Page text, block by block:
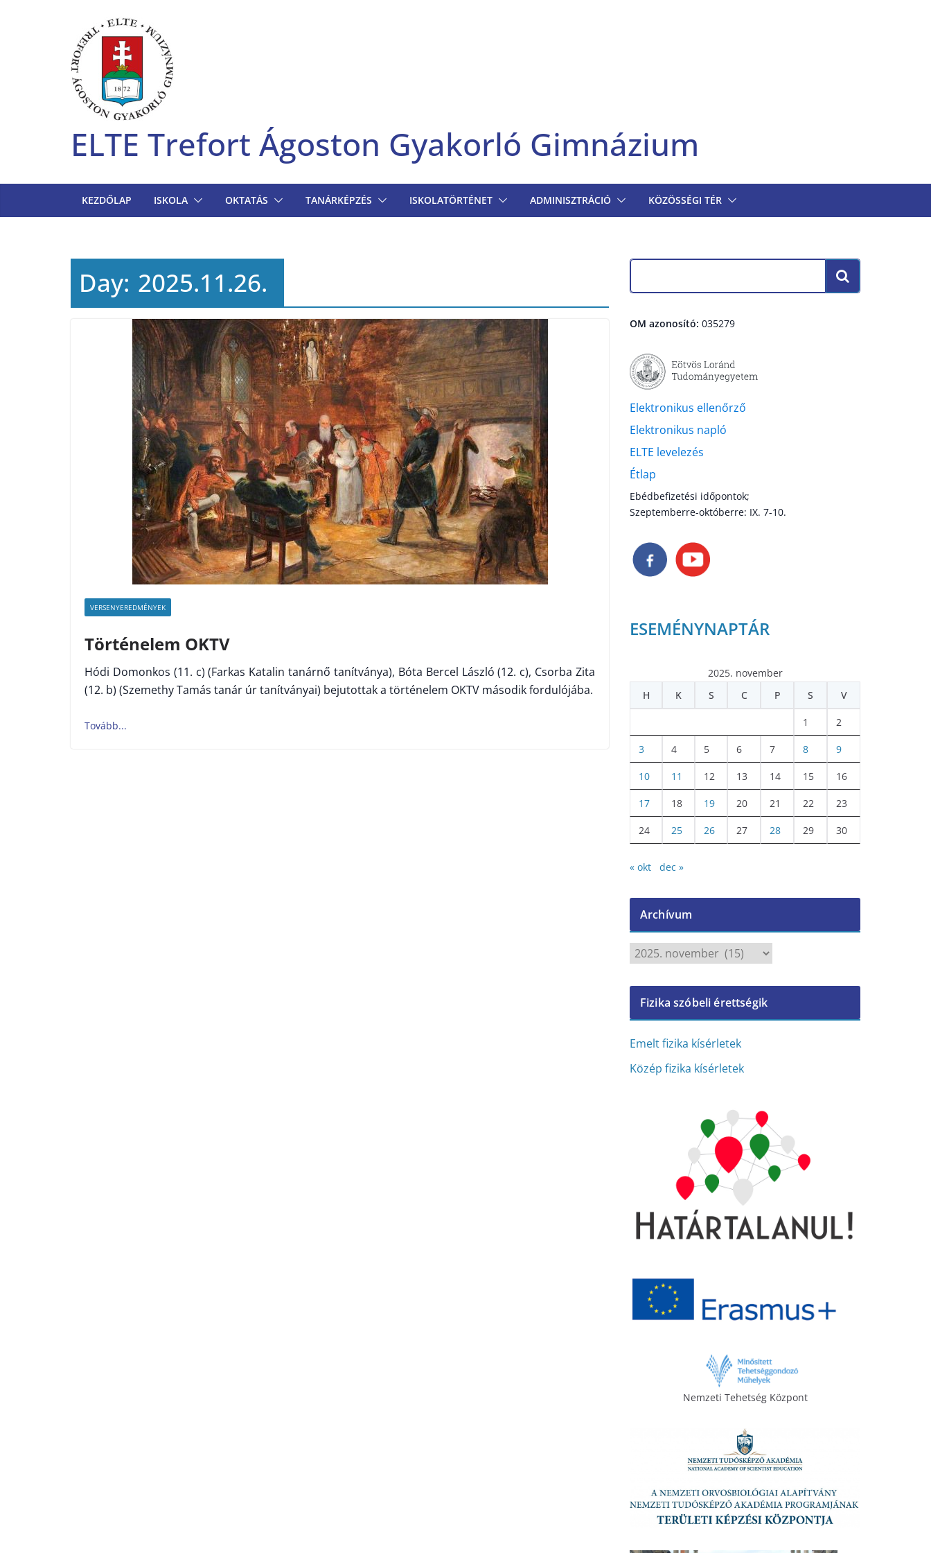
ELTE Trefort Ágoston Gyakorló Gimnázium
KEZDŐLAP ISKOLA OKTATÁS TANÁRKÉPZÉS ISKOLATÖRTÉNET ADMINISZTRÁCIÓ KÖZÖSSÉGI TÉR
Day: 2025.11.26.
VERSENYEREDMÉNYEK
Történelem OKTV
Hódi Domonkos (11. c) (Farkas Katalin tanárnő tanítványa), Bóta Bercel László (12. c), Csorba Zita
(12. b) (Szemethy Tamás tanár úr tanítványai) bejutottak a történelem OKTV második fordulójába.
OM azonosító: 035279
Elektronikus ellenőrző
Elektronikus napló
ELTE levelezés
Étlap
Ebédbefizetési időpontok;
Szeptemberre-októberre: IX. 7-10.
ESEMÉNYNAPTÁR
2025. november
H
K S C P S V
1 2
3 4 5 6 7 8 9
10 11 12 13 14 15 16
17 18 19 20 21 22 23
24 25 26 27 28 29 30
« okt dec »
Archívum
c
í
v
m
Fizika szóbeli érettségik
Emelt fizika kísérletek
Közép fizika kísérletek
Nemzeti Tehetség Központ